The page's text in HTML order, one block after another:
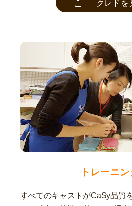
クレドを
トレーニ
すべてのキャストがCaSy品質